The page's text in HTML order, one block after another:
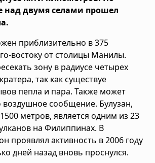
двумя селами прошел
приблизительно в 375
востоку от столицы Манилы.
зону в радиусе четырех
так как существуе
пепла и пара. Также может
сообщение. Булузан,
метров, является одним из 23
на Филиппинах. В
проявлял активность в 2006 году
дней назад вновь проснулся.